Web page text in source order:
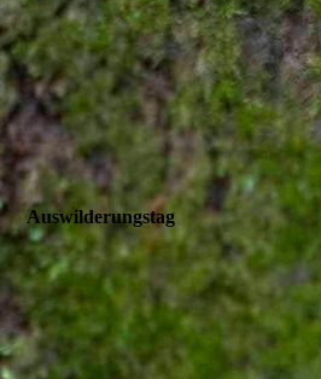
Auswilderungstag